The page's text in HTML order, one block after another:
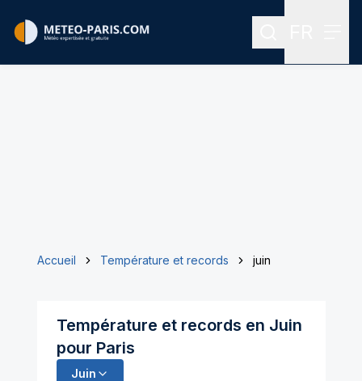
Rechercher
Accueil Température et records juin
Température et records en Juin
pour Paris
Juin